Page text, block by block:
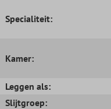
Specialiteit:
Kamer:
Leggen als:
Slijtgroep: